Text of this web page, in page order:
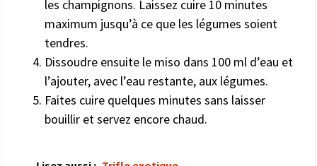
les champignons. Laissez cuire 10 minutes
maximum jusqu’à ce que les légumes soient
tendres.
Dissoudre ensuite le miso dans 100 ml d’eau et
l’ajouter, avec l’eau restante, aux légumes.
Faites cuire quelques minutes sans laisser
bouillir et servez encore chaud.